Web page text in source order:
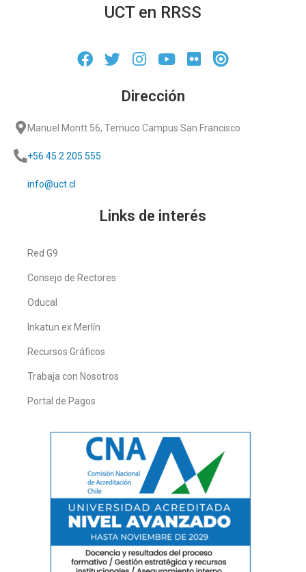
UCT en RRSS
Dirección
Manuel Montt 56, Temuco Campus San Francisco
+56 45 2 205 555
info@uct.cl
Links de interés
Red G9
Consejo de Rectores
Oducal
Inkatun ex Merlín
Recursos Gráficos
Trabaja con Nosotros
Portal de Pagos